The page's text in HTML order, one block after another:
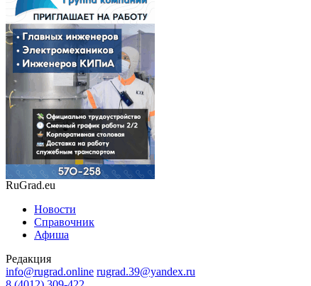
RuGrad.eu
Новости
Справочник
Афиша
Редакция
info@rugrad.online rugrad.39@yandex.ru